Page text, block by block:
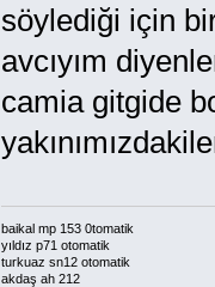
söylediği için
avcıyım
camia gitgide
baikal mp 153 0tomatik
yıldız p71 otomatik
turkuaz sn12 otomatik
akdaş ah 212